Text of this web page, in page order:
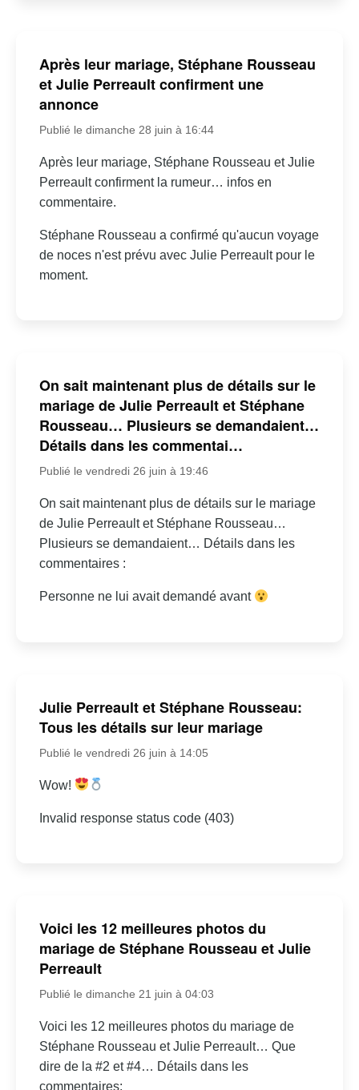
Après leur mariage, Stéphane Rousseau
et Julie Perreault confirment une
annonce
Publié le dimanche 28 juin à 16:44
Après leur mariage, Stéphane Rousseau et Julie
Perreault confirment la rumeur… infos en
commentaire.
Stéphane Rousseau a confirmé qu'aucun voyage
de noces n'est prévu avec Julie Perreault pour le
moment.
On sait maintenant plus de détails sur le
mariage de Julie Perreault et Stéphane
Rousseau… Plusieurs se demandaient…
Détails dans les commentai…
Publié le vendredi 26 juin à 19:46
On sait maintenant plus de détails sur le mariage
de Julie Perreault et Stéphane Rousseau…
Plusieurs se demandaient… Détails dans les
commentaires :
Personne ne lui avait demandé avant
Julie Perreault et Stéphane Rousseau:
Tous les détails sur leur mariage
Publié le vendredi 26 juin à 14:05
Wow!
Invalid response status code (403)
Voici les 12 meilleures photos du
mariage de Stéphane Rousseau et Julie
Perreault
Publié le dimanche 21 juin à 04:03
Voici les 12 meilleures photos du mariage de
Stéphane Rousseau et Julie Perreault… Que
dire de la #2 et #4… Détails dans les
commentaires: